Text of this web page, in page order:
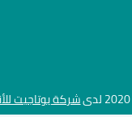
شركة يوتاجيت